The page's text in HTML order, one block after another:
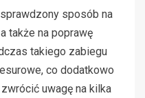
sposób na
także na poprawę
takiego zabiegu
co dodatkowo
uwagę na kilka